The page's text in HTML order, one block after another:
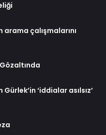
arama çalışmalarını
‘iddialar asılsız’